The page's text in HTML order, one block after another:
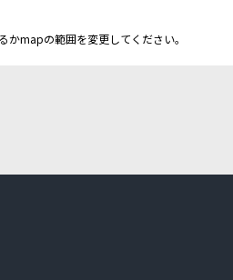
かmapの範囲を変更してください。